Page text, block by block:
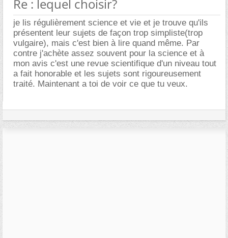
Re : lequel choisir?
je lis régulièrement science et vie et je trouve qu'ils
présentent leur sujets de façon trop simpliste(trop
vulgaire), mais c'est bien à lire quand même. Par
contre j'achète assez souvent pour la science et à
mon avis c'est une revue scientifique d'un niveau tout
a fait honorable et les sujets sont rigoureusement
traité. Maintenant a toi de voir ce que tu veux.